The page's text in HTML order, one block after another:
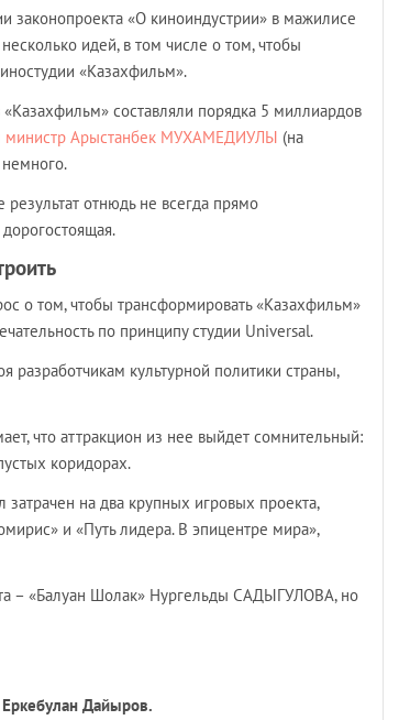
законопроекта «О киноиндустрии» в мажилисе
идей, в том числе о том, чтобы
«Казахфильм».
составляли порядка 5 миллиардов
министр Арыстанбек МУХАМЕДИУЛЫ (на
результат отнюдь не всегда прямо
о том, чтобы трансформировать «Казахфильм»
по принципу студии Universal.
разработчикам культурной политики страны,
что аттракцион из нее выйдет сомнительный:
коридорах.
на два крупных игровых проекта,
и «Путь лидера. В эпицентре мира»,
– «Балуан Шолак» Нургельды САДЫГУЛОВА, но
Дайыров.